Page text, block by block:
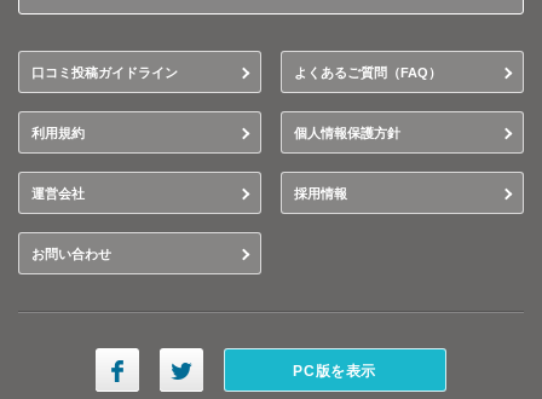
口コミ投稿ガイドライン よくあるご質問（FAQ）
利用規約 個人情報保護方針
運営会社 採用情報
お問い合わせ
PC版を表示